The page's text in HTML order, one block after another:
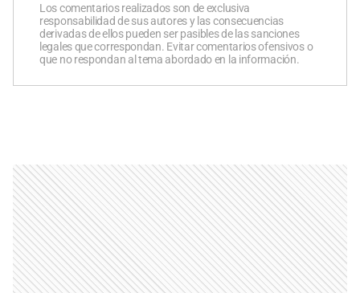
Los comentarios realizados son de exclusiva
responsabilidad de sus autores y las consecuencias
derivadas de ellos pueden ser pasibles de las sanciones
legales que correspondan. Evitar comentarios ofensivos o
que no respondan al tema abordado en la información.